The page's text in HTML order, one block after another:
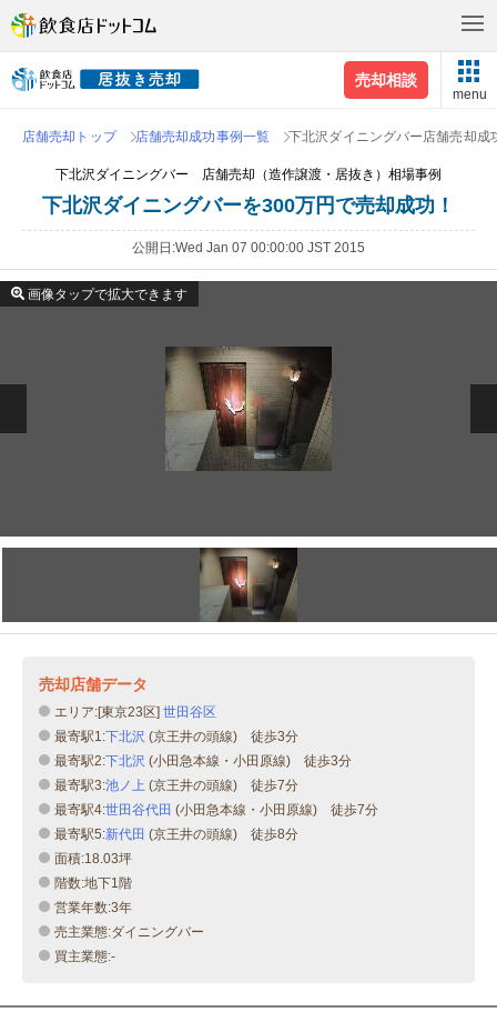
売却相談
menu
店舗売却トップ 店舗売却成功事例一覧 下北沢ダイニングバー店舗売却成
下北沢ダイニングバー 店舗売却（造作譲渡・居抜き）相場事例
下北沢ダイニングバーを300万円で売却成功！
公開日 Wed Jan 07 00:00:00 JST 2015
画像タップで拡大できます
売却店舗データ
エリア:[東京23区] 世田谷区
最寄駅1:下北沢 (京王井の頭線) 徒歩3分
最寄駅2:下北沢 (小田急本線・小田原線) 徒歩3分
最寄駅3:池ノ上 (京王井の頭線) 徒歩7分
最寄駅4:世田谷代田 (小田急本線・小田原線) 徒歩7分
最寄駅5:新代田 (京王井の頭線) 徒歩8分
面積:18.03坪
階数:地下1階
営業年数:3年
売主業態:ダイニングバー
買主業態:-